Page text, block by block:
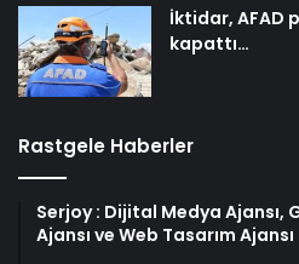
İktidar, AFAD
kapattı…
Rastgele Haberler
Serjoy : Dijital Medya Ajansı,
Ajansı ve Web Tasarım Ajansı